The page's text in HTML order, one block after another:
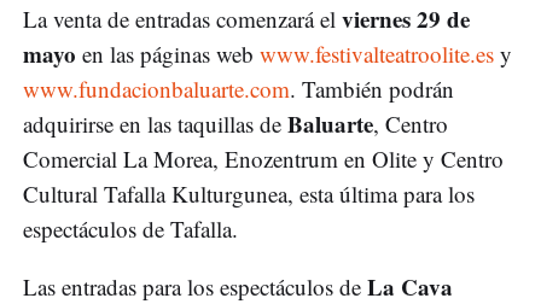
La venta de entradas comenzará el viernes 29 de
mayo en las páginas web www.festivalteatroolite.es y
www.fundacionbaluarte.com. También podrán
adquirirse en las taquillas de Baluarte, Centro
Comercial La Morea, Enozentrum en Olite y Centro
Cultural Tafalla Kulturgunea, esta última para los
espectáculos de Tafalla.
Las entradas para los espectáculos de La Cava